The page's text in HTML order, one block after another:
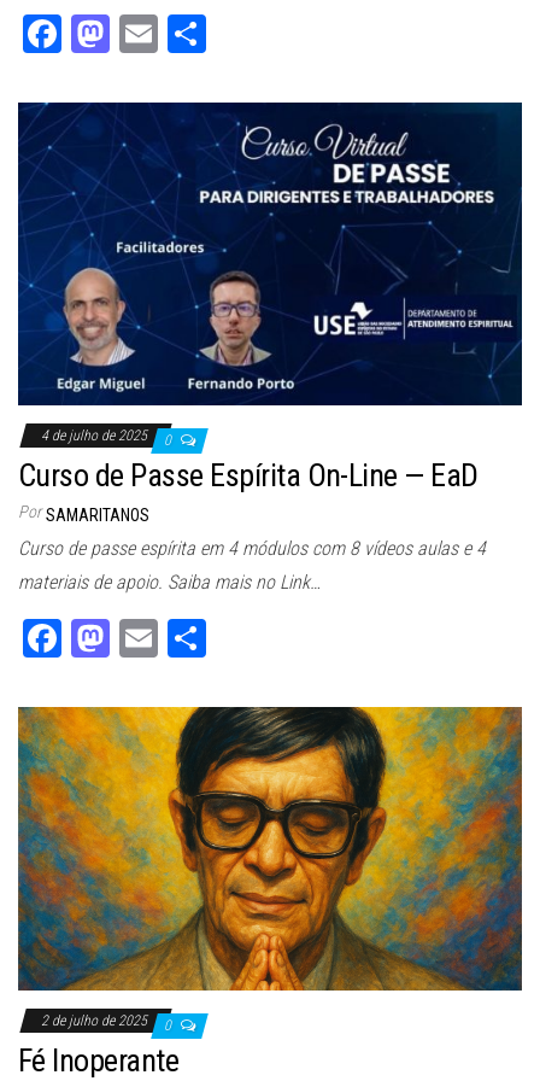
Fa
bo
ok
M
to
do
n
E
ail e
4 de julho de 2025 0
Curso de Passe Espírita On-Line — EaD
Por SAMARITANOS
Curso de passe espírita em 4 módulos com 8 vídeos aulas e 4
materiais de apoio. Saiba mais no Link…
Fa
bo
ok
M
to
do
n
E
ail e
2 de julho de 2025 0
Fé Inoperante